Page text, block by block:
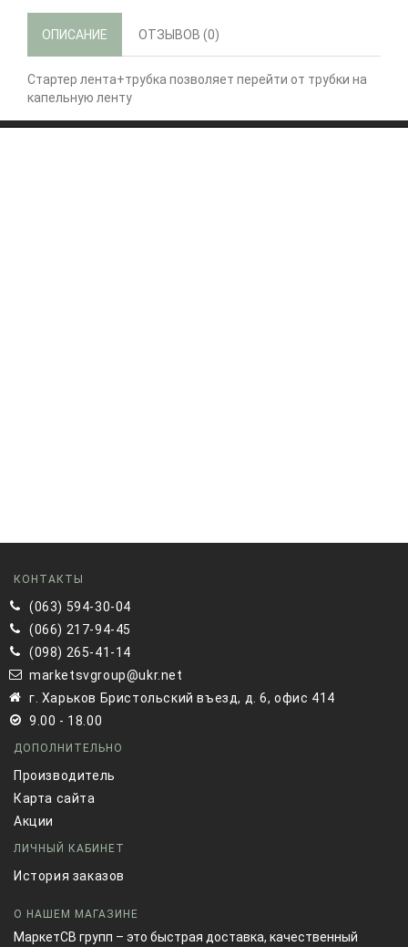
ОПИСАНИЕ ОТЗЫВОВ (0)
Стартер лента+трубка позволяет перейти от трубки на
капельную ленту
КОНТАКТЫ
(063) 594-30-04
(066) 217-94-45
(098) 265-41-14
marketsvgroup@ukr.net
г. Харьков Бристольский въезд, д. 6, офис 414
9.00 - 18.00
ДОПОЛНИТЕЛЬНО
Производитель
Карта сайта
Акции
ЛИЧНЫЙ КАБИНЕТ
История заказов
О НАШЕМ МАГАЗИНЕ
МаркетСВ групп – это быстрая доставка, качественный